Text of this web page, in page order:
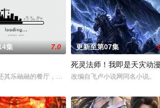
天不断轮回。他曾肆意放纵做尽恶事，也绝望暴走
集 7.0
其乐融融的餐厅，下一秒竟然血流成河……明明是爱
更新至第07集
死灵法师！我即是天灾动漫
改编自飞卢小说网同名小说。